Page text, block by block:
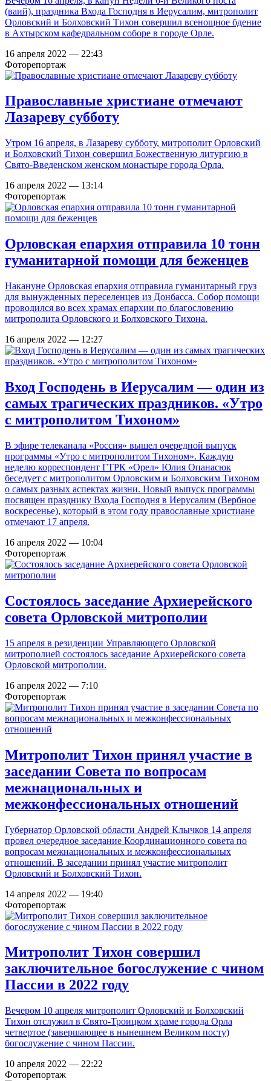
(ваий), праздника Входа Господня в Иерусалим, митрополит
Орловский и Болховский Тихон совершил всенощное бдение
в Ахтырском кафедральном соборе в городе Орле.
16 апреля 2022 — 22:43
Фоторепортаж
Православные христиане отмечают
Лазареву субботу
Утром 16 апреля, в Лазареву субботу, митрополит Орловский
и Болховский Тихон совершил Божественную литургию в
Свято-Введенском женском монастыре города Орла.
16 апреля 2022 — 13:14
Фоторепортаж
Орловская епархия отправила 10 тонн
гуманитарной помощи для беженцев
Накануне Орловская епархия отправила гуманитарный груз
для вынужденных переселенцев из Донбасса. Собор помощи
проводился во всех храмах епархии по благословению
митрополита Орловского и Болховского Тихона.
16 апреля 2022 — 12:27
Вход Господень в Иерусалим — один из
самых трагических праздников. «Утро
с митрополитом Тихоном»
В эфире телеканала «Россия» вышел очередной выпуск
программы «Утро с митрополитом Тихоном». Каждую
неделю корреспондент ГТРК «Орел» Юлия Опанасюк
беседует с митрополитом Орловским и Болховским Тихоном
о самых разных аспектах жизни. Новый выпуск программы
посвящен празднику Входа Господня в Иерусалим (Вербное
воскресенье), который в этом году православные христиане
отмечают 17 апреля.
16 апреля 2022 — 10:04
Фоторепортаж
Состоялось заседание Архиерейского
совета Орловской митрополии
15 апреля в резиденции Управляющего Орловской
митрополией состоялось заседание Архиерейского совета
Орловской митрополии.
16 апреля 2022 — 7:10
Фоторепортаж
Митрополит Тихон принял участие в
заседании Совета по вопросам
межнациональных и
межконфессиональных отношений
Губернатор Орловской области Андрей Клычков 14 апреля
провел очередное заседание Координационного совета по
вопросам межнациональных и межконфессиональных
отношений. В заседании принял участие митрополит
Орловский и Болховский Тихон.
14 апреля 2022 — 19:40
Фоторепортаж
Митрополит Тихон совершил
заключительное богослужение с чином
Пассии в 2022 году
Вечером 10 апреля митрополит Орловский и Болховский
Тихон отслужил в Свято-Троицком храме города Орла
четвертое (завершающее в нынешнем Великом посту)
богослужение с чином Пассии.
10 апреля 2022 — 22:22
Фоторепортаж